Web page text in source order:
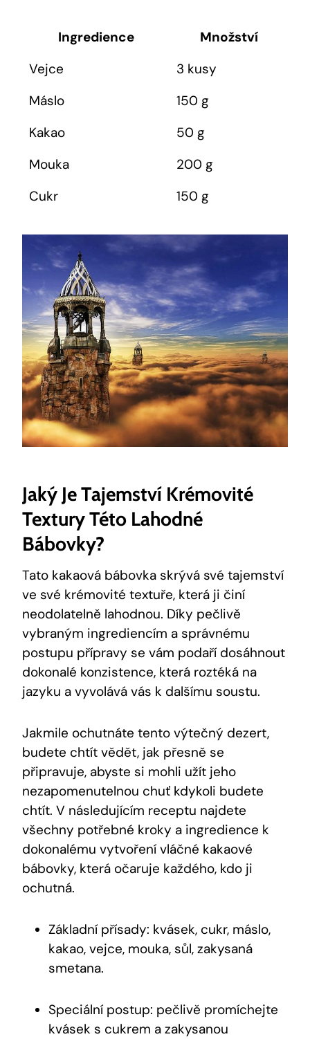
Ingredience
Množství
Vejce
3 kusy
Máslo
150 g
Kakao
50 g
Mouka
200 g
Cukr
150 ⁢g
Jaký Je Tajemství Krémovité
Textury ⁤této Lahodné
Bábovky?
Tato kakaová bábovka skrývá své tajemství
ve⁢ své krémovité⁢ textuře, ​která ji činí
neodolatelně lahodnou. Díky⁤ pečlivě
vybraným ‌ingrediencím​ a správnému⁢
postupu přípravy se vám podaří⁤ dosáhnout​
dokonalé konzistence, která ⁢roztéká ‌na
jazyku⁢ a vyvolává‍ vás k dalšímu soustu.
Jakmile ochutnáte tento výtečný​ dezert,
budete chtít vědět, jak přesně se
⁣připravuje, abyste⁤ si mohli užít jeho
nezapomenutelnou chuť kdykoli budete
chtít. V následujícím receptu najdete
všechny ⁣potřebné kroky a ingredience k
⁣dokonalému vytvoření vláčné kakaové
bábovky, která očaruje každého, kdo ji⁤
ochutná.
Základní přísady: kvásek, cukr, máslo,
kakao,⁣ vejce, mouka, sůl,​ zakysaná
smetana.
Speciální postup: pečlivě promíchejte
kvásek s cukrem a zakysanou